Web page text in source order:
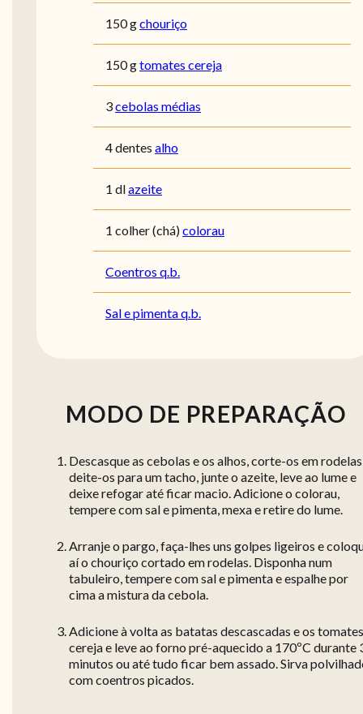
150 gchouriço
150 gtomates cereja
3cebolas médias
4 dentes alho
1 dlazeite
1 colher (chá)colorau
Coentros q.b.
Sal e pimenta q.b.
MODO DE PREPARAÇÃO
Descasque as cebolas e os alhos, corte-os em
deite-os para um tacho, junte o azeite, leve ao lume e
deixe refogar até ficar macio. Adicione o colorau,
tempere com sal e pimenta, mexa e retire do lume.
Arranje o pargo, faça-lhes uns golpes ligeiros e
aí o chouriço cortado em rodelas. Disponha num
tabuleiro, tempere com sal e pimenta e espalhe por
cima a mistura da cebola.
Adicione à volta as batatas descascadas e os tomates
cereja e leve ao forno pré-aquecido a 170ºC durante
minutos ou até tudo ficar bem assado. Sirva
com coentros picados.